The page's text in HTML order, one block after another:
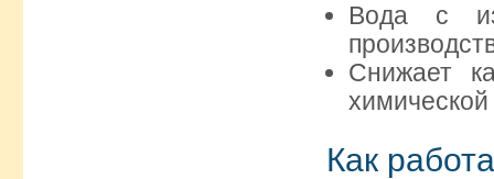
Вода с
Снижает
Как